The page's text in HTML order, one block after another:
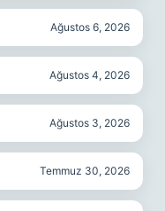
Ağustos 6, 2026
Ağustos 4, 2026
Ağustos 3, 2026
Temmuz 30, 2026